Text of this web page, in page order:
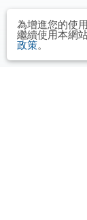
為增進您的使
繼續使用本網
政策。